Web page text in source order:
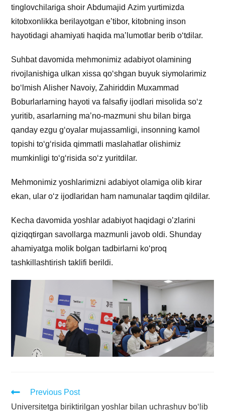
tinglovchilariga shoir Аbdumajid Аzim yurtimizda
kitobxonlikka berilayotgan eʼtibor, kitobning inson
hayotidagi ahamiyati haqida maʼlumotlar berib o‘tdilar.
Suhbat davomida mehmonimiz adabiyot olamining
rivojlanishiga ulkan xissa qo‘shgan buyuk siymolarimiz
bo‘lmish Аlisher Navoiy, Zahiriddin Muxammad
Boburlarlarning hayoti va falsafiy ijodlari misolida so‘z
yuritib, asarlarning maʼno-mazmuni shu bilan birga
qanday ezgu g‘oyalar mujassamligi, insonning kamol
topishi to‘g‘risida qimmatli maslahatlar olishimiz
mumkinligi to‘g‘risida so‘z yuritdilar.
Mehmonimiz yoshlarimizni adabiyot olamiga olib kirar
ekan, ular o‘z ijodlaridan ham namunalar taqdim qildilar.
Kecha davomida yoshlar adabiyot haqidagi oʼzlarini
qiziqqtirgan savollarga mazmunli javob oldi. Shunday
ahamiyatga molik bolgan tadbirlarni ko‘proq
tashkillashtirish taklifi berildi.
Previous Post
Universitetga biriktirilgan yoshlar bilan uchrashuv bo‘lib